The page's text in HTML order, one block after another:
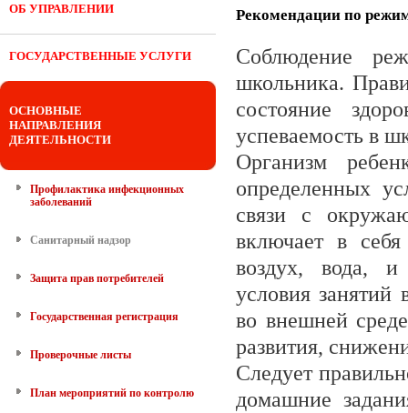
ОБ УПРАВЛЕНИИ
ГОСУДАРСТВЕННЫЕ УСЛУГИ
ОСНОВНЫЕ
НАПРАВЛЕНИЯ
ДЕЯТЕЛЬНОСТИ
Профилактика инфекционных
заболеваний
Санитарный надзор
Защита прав потребителей
Государственная регистрация
Проверочные листы
План мероприятий по контролю
Рекомендации по
Соблюдение
школьника.
состояние
успеваемость в
Организм
определенных
связи с
включает в
воздух, вода,
условия
во внешней
развития,
Следует
домашние